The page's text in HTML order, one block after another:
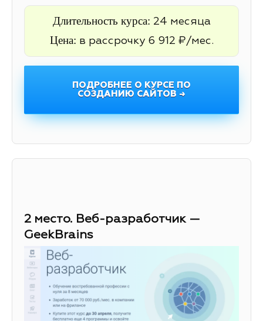
Длительность курса: 24 месяца
Цена: в рассрочку 6 912 ₽/мес.
ПОДРОБНЕЕ О КУРСЕ ПО
СОЗДАНИЮ САЙТОВ →
2 место. Веб-разработчик —
GeekBrains